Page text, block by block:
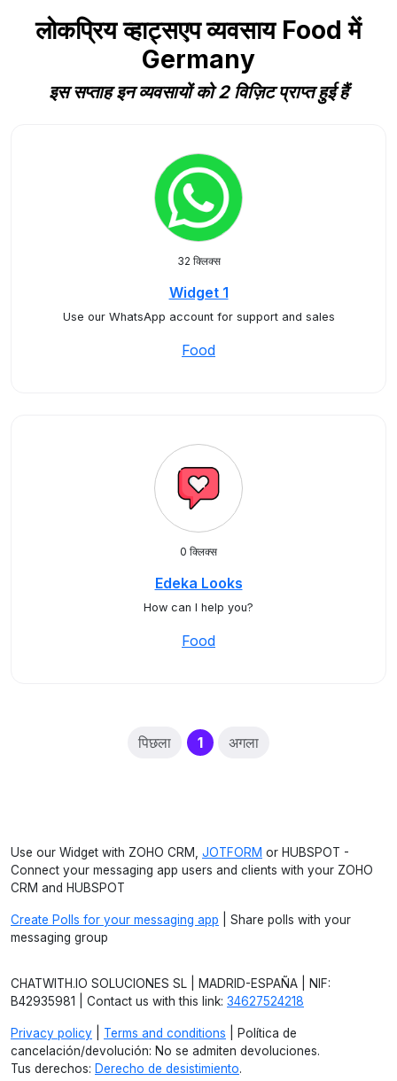
लोकप्रिय व्हाट्सएप व्यवसाय Food में
Germany
इस सप्ताह इन व्यवसायों को 2 विज़िट प्राप्त हुई हैं
32 क्लिक्स
Widget 1
Use our WhatsApp account for support and sales
Food
0 क्लिक्स
Edeka Looks
How can I help you?
Food
पिछला 1(current)
अगला
Use our Widget with ZOHO CRM, JOTFORM or HUBSPOT -
Connect your messaging app users and clients with your ZOHO
CRM and HUBSPOT
Create Polls for your messaging app | Share polls with your
messaging group
CHATWITH.IO SOLUCIONES SL | MADRID-ESPAÑA | NIF:
B42935981 | Contact us with this link: 34627524218
Privacy policy Terms and conditions | Política de
cancelación/devolución: No se admiten devoluciones.
Tus derechos: Derecho de desistimiento.